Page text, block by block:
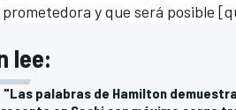
y que será posible
lee:
palabras de Hamilton